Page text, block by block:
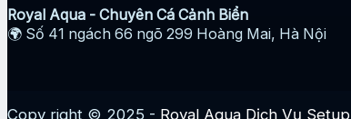
Royal Aqua - Chuyên Cá Cảnh Biển
🌍 Số 41 ngách 66 ngõ 299 Hoàng Mai, Hà Nội
Copy right © 2025 - Royal Aqua Dịch Vụ